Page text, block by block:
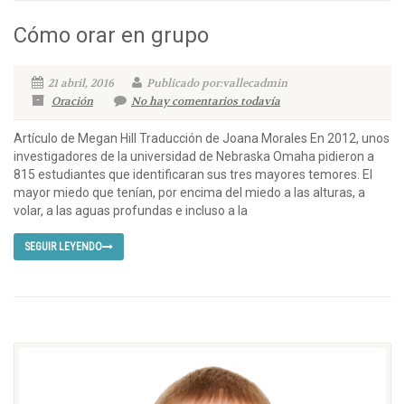
Cómo orar en grupo
21 abril, 2016
Publicado por:vallecadmin
Oración
No hay comentarios todavía
Artículo de Megan Hill Traducción de Joana Morales En 2012, unos
investigadores de la universidad de Nebraska Omaha pidieron a
815 estudiantes que identificaran sus tres mayores temores. El
mayor miedo que tenían, por encima del miedo a las alturas, a
volar, a las aguas profundas e incluso a la
SEGUIR LEYENDO